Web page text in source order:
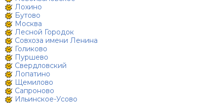
Лохино
Бутово
Москва
Лесной Городок
Совхоза имени Ленина
Голиково
Пуршево
Свердловский
Лопатино
Щемилово
Сапроново
Ильинское-Усово